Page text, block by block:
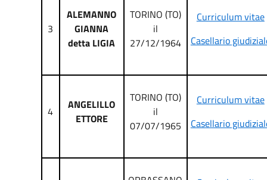
3
ALEMANNO
GIANNA
detta LIGIA
TORINO (TO)
il
27/12/1964
Curriculum vitae
Casellario
4
ANGELILLO
ETTORE
TORINO (TO)
il
07/07/1965
Curriculum vitae
Casellario